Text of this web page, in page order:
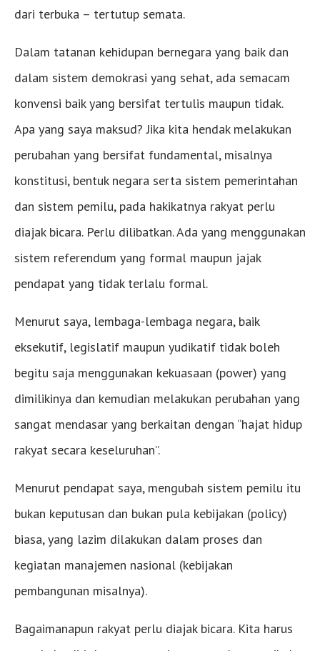
dari terbuka – tertutup semata.
Dalam tatanan kehidupan bernegara yang baik dan
dalam sistem demokrasi yang sehat, ada semacam
konvensi baik yang bersifat tertulis maupun tidak.
Apa yang saya maksud? Jika kita hendak melakukan
perubahan yang bersifat fundamental, misalnya
konstitusi, bentuk negara serta sistem pemerintahan
dan sistem pemilu, pada hakikatnya rakyat perlu
diajak bicara. Perlu dilibatkan. Ada yang menggunakan
sistem referendum yang formal maupun jajak
pendapat yang tidak terlalu formal.
Menurut saya, lembaga-lembaga negara, baik
eksekutif, legislatif maupun yudikatif tidak boleh
begitu saja menggunakan kekuasaan (power) yang
dimilikinya dan kemudian melakukan perubahan yang
sangat mendasar yang berkaitan dengan “hajat hidup
rakyat secara keseluruhan”.
Menurut pendapat saya, mengubah sistem pemilu itu
bukan keputusan dan bukan pula kebijakan (policy)
biasa, yang lazim dilakukan dalam proses dan
kegiatan manajemen nasional (kebijakan
pembangunan misalnya).
Bagaimanapun rakyat perlu diajak bicara. Kita harus